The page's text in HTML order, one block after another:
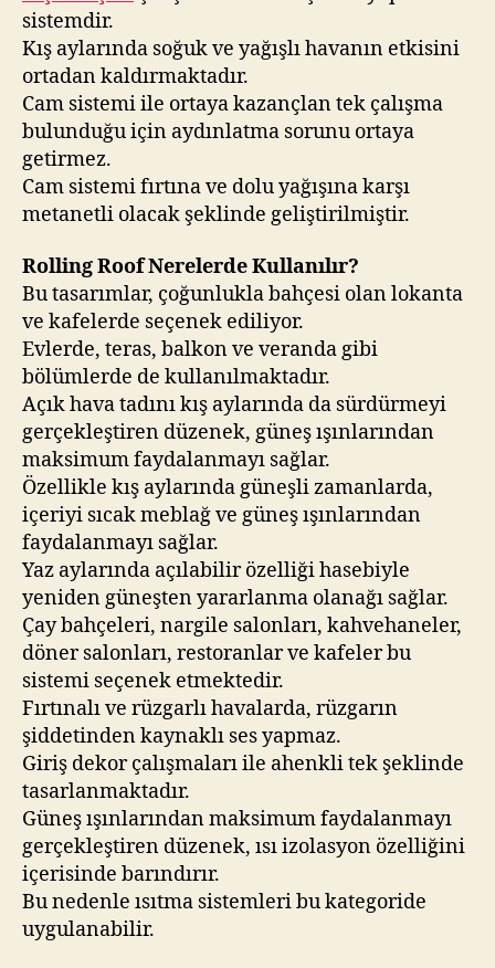
sistemdir.
Kış aylarında soğuk ve yağışlı havanın etkisini
ortadan kaldırmaktadır.
Cam sistemi ile ortaya kazançlan tek çalışma
bulunduğu için aydınlatma sorunu ortaya
getirmez.
Cam sistemi fırtına ve dolu yağışına karşı
metanetli olacak şeklinde geliştirilmiştir.
Rolling Roof Nerelerde Kullanılır?
Bu tasarımlar, çoğunlukla bahçesi olan lokanta
ve kafelerde seçenek ediliyor.
Evlerde, teras, balkon ve veranda gibi
bölümlerde de kullanılmaktadır.
Açık hava tadını kış aylarında da sürdürmeyi
gerçekleştiren düzenek, güneş ışınlarından
maksimum faydalanmayı sağlar.
Özellikle kış aylarında güneşli zamanlarda,
içeriyi sıcak meblağ ve güneş ışınlarından
faydalanmayı sağlar.
Yaz aylarında açılabilir özelliği hasebiyle
yeniden güneşten yararlanma olanağı sağlar.
Çay bahçeleri, nargile salonları, kahvehaneler,
döner salonları, restoranlar ve kafeler bu
sistemi seçenek etmektedir.
Fırtınalı ve rüzgarlı havalarda, rüzgarın
şiddetinden kaynaklı ses yapmaz.
Giriş dekor çalışmaları ile ahenkli tek şeklinde
tasarlanmaktadır.
Güneş ışınlarından maksimum faydalanmayı
gerçekleştiren düzenek, ısı izolasyon özelliğini
içerisinde barındırır.
Bu nedenle ısıtma sistemleri bu kategoride
uygulanabilir.